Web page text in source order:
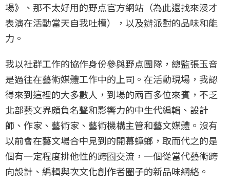
場》、那不太好用的野点官方網站（為此還找來漫才
表演在活動當天自我吐槽），以及辦派對的品味和能
力。
我以社群工作的協作身份參與野点團隊，總監張玉音
是過往在藝術媒體工作中的上司。在活動現場，我認
得來到這裡的大多數人，到場的兩百多位來賓，不乏
北部藝文界頗負名聲和影響力的中生代編輯、設計
師、作家、藝術家、藝術機構主管和藝文媒體。沒有
以前會在藝文場合中見到的開幕蟑螂，取而代之的是
個有一定程度排他性的跨圈交流，一個從當代藝術跨
向設計、編輯與次文化創作者圈子的新品味網絡。